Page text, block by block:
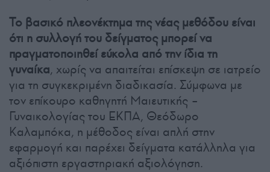
Το βασικό πλεονέκτημα της νέας μεθόδου είναι
ότι η συλλογή του δείγματος μπορεί να
πραγματοποιηθεί εύκολα από την ίδια τη
γυναίκα, χωρίς να απαιτείται επίσκεψη σε ιατρείο
για τη συγκεκριμένη διαδικασία. Σύμφωνα με
τον επίκουρο καθηγητή Μαιευτικής –
Γυναικολογίας του ΕΚΠΑ, Θεόδωρο
Καλαμπόκα, η μέθοδος είναι απλή στην
εφαρμογή και παρέχει δείγματα κατάλληλα για
αξιόπιστη εργαστηριακή αξιολόγηση.